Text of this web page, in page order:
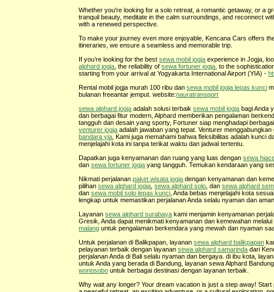
Whether you're looking for a solo retreat, a romantic getaway, or a
tranquil beauty, meditate in the calm surroundings, and reconnect
with a renewed perspective.
To make your journey even more enjoyable, Kencana Cars offers
itineraries, we ensure a seamless and memorable trip.
If you’re looking for the bestsewa mobil jogja experience in Jogja,
alphard jogja , the reliability ofsewa fortuner jogja , to the
starting from your arrival at Yogyakarta International Airport (YIA) -
Rental mobil jogja murah 100 ribu dansewa mobil jogja lepas kunci
bulanan freeantar jemput. website:nauratransport
sewa alphard jogja adalah solusi terbaiksewa mobil jogja bagi Anda
dan berbagai fitur modern, Alphard memberikan pengalaman
tangguh dan desain yang sporty, Fortuner siap menghadapi
venturer jogja adalah jawaban yang tepat. Venturer
bandara yia , Kami juga memahami bahwa fleksibilitas adalah
menjelajahi kota ini tanpa terikat waktu dan jadwal tertentu.
Dapatkan juga kenyamanan dan ruang yang luas dengansewa
dansewa fortuner jogja yang tangguh. Temukan kendaraan yang
Nikmati perjalananpaket wisata jogja dengan kenyamanan dan
pilihansewa alphard jogja ,sewa alphard solo , dansewa alphard
dansewa mobil solo lepas kunci , Anda bebas menjelajahi kota
lengkap untuk memastikan perjalanan Anda selalu nyaman dan
Layanansewa alphard surabaya kami menjamin kenyamanan
Gresik, Anda dapat menikmati kenyamanan dan kemewahan
malang untuk pengalaman berkendara yang mewah dan nyaman
Untuk perjalanan di Balikpapan, layanansewa alphard balikpapan
pelayanan terbaik dengan layanansewa alphard samarinda dari
perjalanan Anda di Bali selalu nyaman dan bergaya. di ibu kota,
untuk Anda yang berada di Bandung, layanan sewa Alphard
wonosobo untuk berbagai destinasi dengan layanan terbaik.
Why wait any longer? Your dream vacation is just a step away!